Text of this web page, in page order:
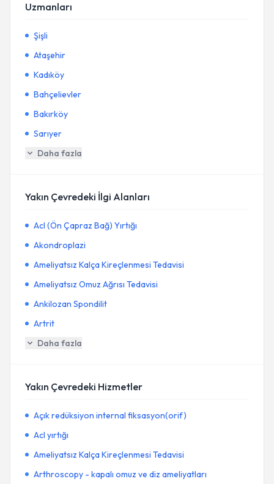
Uzmanları
Şişli
Ataşehir
Kadıköy
Bahçelievler
Bakırköy
Sarıyer
Daha fazla
Yakın Çevredeki İlgi Alanları
Acl (Ön Çapraz Bağ) Yırtığı
Akondroplazi
Ameliyatsız Kalça Kireçlenmesi Tedavisi
Ameliyatsız Omuz Ağrısı Tedavisi
Ankilozan Spondilit
Artrit
Daha fazla
Yakın Çevredeki Hizmetler
Açık redüksiyon internal fiksasyon(orif)
Acl yırtığı
Ameliyatsız Kalça Kireçlenmesi Tedavisi
Arthroscopy - kapalı omuz ve diz ameliyatları